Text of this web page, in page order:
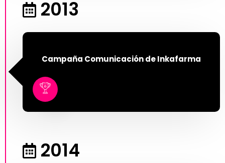
Campaña Comunicación de Inkafarma
2013
2014